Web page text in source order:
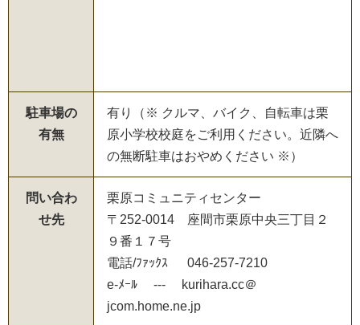
駐車場の
有無
有り（※ クルマ、バイク、自転車は栗
原小学校校庭をご利用ください。近隣へ
の無断駐車はおやめください ※）
問い合わ
せ先
栗原コミュニティセンター
〒252-0014 座間市栗原中央三丁目２
９番１７号
電話/ﾌｧｯｸｽ 046-257-7210
e-ﾒｰﾙ --- kurihara.cc＠
jcom.home.ne.jp